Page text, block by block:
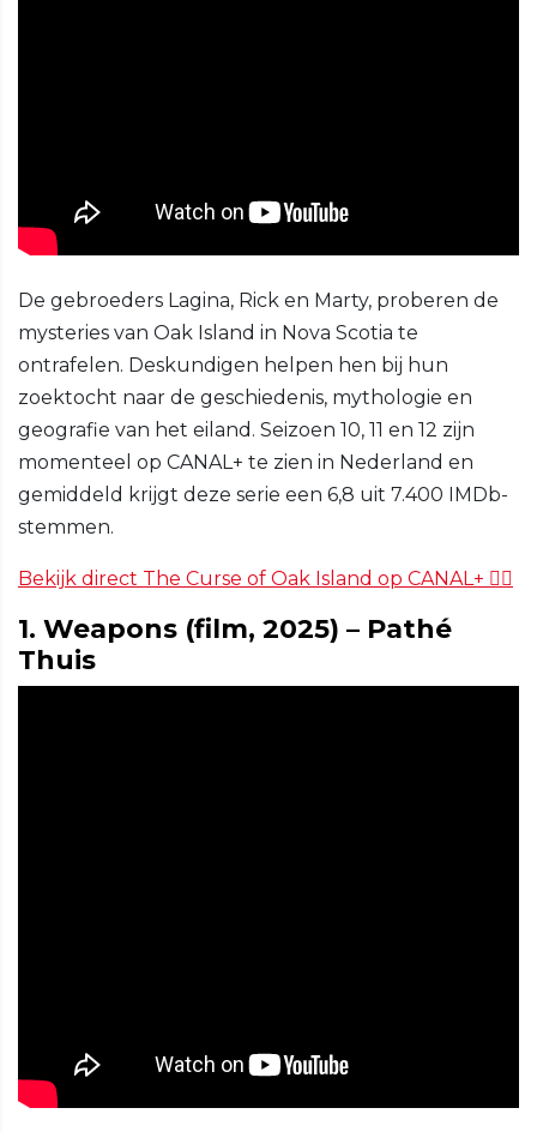
De gebroeders Lagina, Rick en Marty, proberen de
mysteries van Oak Island in Nova Scotia te
ontrafelen. Deskundigen helpen hen bij hun
zoektocht naar de geschiedenis, mythologie en
geografie van het eiland. Seizoen 10, 11 en 12 zijn
momenteel op CANAL+ te zien in Nederland en
gemiddeld krijgt deze serie een 6,8 uit 7.400 IMDb-
stemmen.
Bekijk direct The Curse of Oak Island op CANAL+ 🏴‍☠️
1. Weapons (film, 2025) – Pathé
Thuis